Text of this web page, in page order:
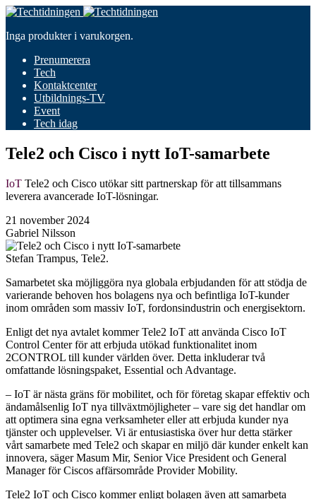
Inga produkter i varukorgen.
Prenumerera
Tech
Kontaktcenter
Utbildnings-TV
Event
Tech idag
Tele2 och Cisco i nytt IoT-samarbete
IoT Tele2 och Cisco utökar sitt partnerskap för att tillsammans
leverera avancerade IoT-lösningar.
21 november 2024
Gabriel Nilsson
Stefan Trampus, Tele2.
Samarbetet ska möjliggöra nya globala erbjudanden för att stödja de
varierande behoven hos bolagens nya och befintliga IoT-kunder
inom områden som massiv IoT, fordonsindustrin och energisektorn.
Enligt det nya avtalet kommer Tele2 IoT att använda Cisco IoT
Control Center för att erbjuda utökad funktionalitet inom
2CONTROL till kunder världen över. Detta inkluderar två
omfattande lösningspaket, Essential och Advantage.
– IoT är nästa gräns för mobilitet, och för företag skapar effektiv och
ändamålsenlig IoT nya tillväxtmöjligheter – vare sig det handlar om
att optimera sina egna verksamheter eller att erbjuda kunder nya
tjänster och upplevelser. Vi är entusiastiska över hur detta stärker
vårt samarbete med Tele2 och skapar en miljö där kunder enkelt kan
innovera, säger Masum Mir, Senior Vice President och General
Manager för Ciscos affärsområde Provider Mobility.
Tele2 IoT och Cisco kommer enligt bolagen även att samarbeta